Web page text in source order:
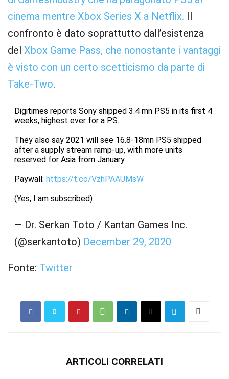
cinema mentre Xbox Series X a Netflix. Il
confronto è dato soprattutto dall’esistenza
del Xbox Game Pass, che nonostante i vantaggi
è visto con un certo scetticismo da parte di
Take-Two.
Digitimes reports Sony shipped 3.4 mn PS5 in its first 4
weeks, highest ever for a PS.
They also say 2021 will see 16.8-18mn PS5 shipped
after a supply stream ramp-up, with more units
reserved for Asia from January.
Paywall: https://t.co/VzhPAAUMsW
(Yes, I am subscribed)
— Dr. Serkan Toto / Kantan Games Inc.
(@serkantoto) December 29, 2020
Fonte: Twitter
ARTICOLI CORRELATI